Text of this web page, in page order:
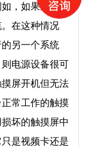
，如果系统随
在这种情况
另一个系统
电源设备很可
屏开机但无法
常工作的触摸
坏的触摸屏中
是视频卡还是